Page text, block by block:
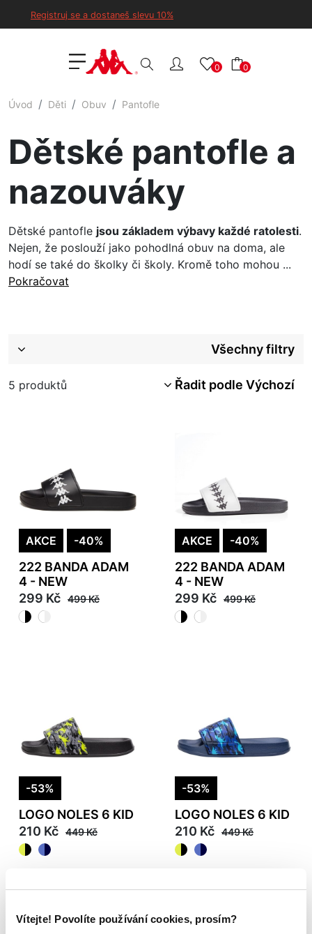
Vítejte! Povolíte používání cookies, prosím?
Registruj se a dostaneš slevu 10%
0 0
Úvod Děti Obuv Pantofle
Dětské pantofle a
nazouváky
Dětské pantofle jsou základem výbavy každé ratolesti.
Nejen, že poslouží jako pohodlná obuv na doma, ale
hodí se také do školky či školy. Kromě toho mohou ...
Pokračovat
Všechny filtry
5 produktů Řadit podle Výchozí
AKCE -40%
222 BANDA ADAM
4 - NEW
299 Kč 499 Kč
AKCE -40%
222 BANDA ADAM
4 - NEW
299 Kč 499 Kč
-53%
LOGO NOLES 6 KID
210 Kč 449 Kč
-53%
LOGO NOLES 6 KID
210 Kč 449 Kč